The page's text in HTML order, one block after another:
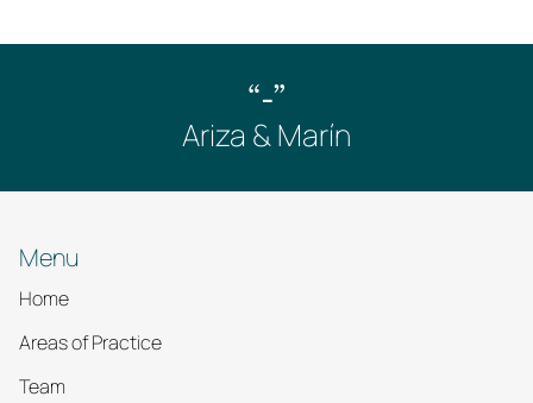
“-”
Ariza & Marín
Menu
Home
Areas of Practice
Team